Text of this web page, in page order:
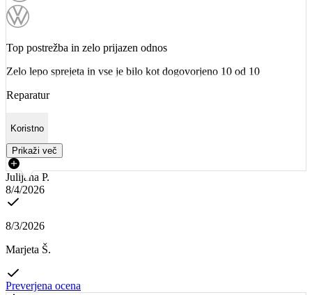
Top postrežba in zelo prijazen odnos
Zelo lepo sprejeta in vse je bilo kot dogovorjeno 10 od 10
Reparatur
Koristno
Prikaži več
Julijana P.
8/4/2026
8/3/2026
Marjeta Š.
Preverjena ocena